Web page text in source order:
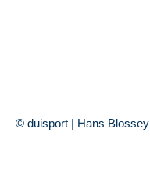
© duisport | Hans Blossey